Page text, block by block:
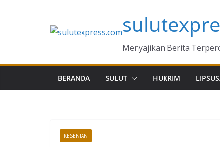
Menyajikan Berita
BERANDA SULUT HUKRIM
KESENIAN